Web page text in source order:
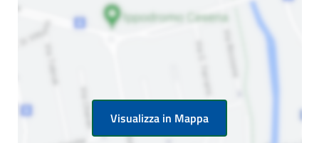
Visualizza in Mappa